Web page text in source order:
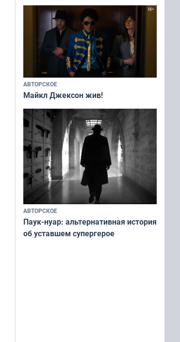
АВТОРСКОЕ
Майкл Джексон жив!
АВТОРСКОЕ
Паук-нуар: альтернативная история
об уставшем супергерое